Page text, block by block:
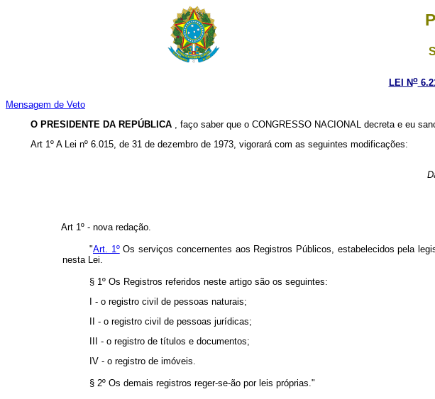
LEI No
Mensagem de Veto
O PRESIDENTE DA REPÚBLICA , faço saber que o CONGRESSO NACIONAL decreta e eu
Art 1º A Lei nº 6.015, de 31 de dezembro de 1973, vigorará com as seguintes modificações:
Art 1º - nova redação.
"Art. 1ºOs serviços concernentes aos Registros Públicos, estabelecidos pela
nesta Lei.
§ 1º Os Registros referidos neste artigo são os seguintes:
I - o registro civil de pessoas naturais;
II - o registro civil de pessoas jurídicas;
III - o registro de títulos e documentos;
IV - o registro de imóveis.
§ 2º Os demais registros reger-se-ão por leis próprias."